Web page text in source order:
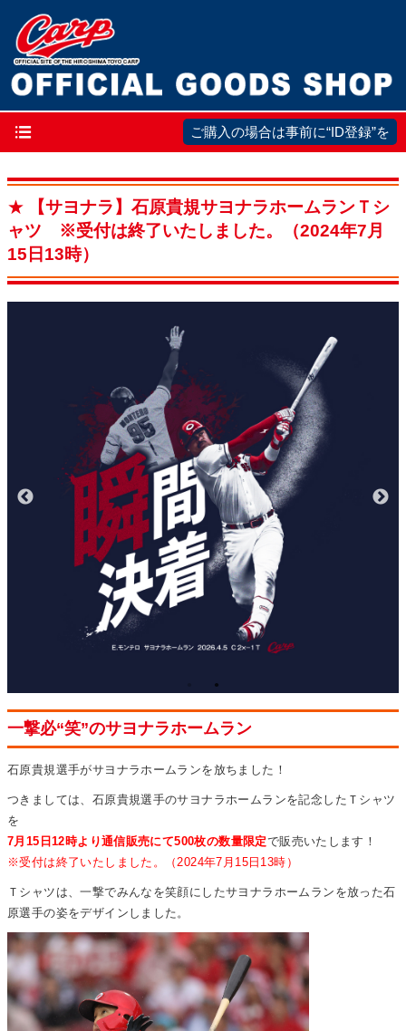
メ
イ
ン
ナ
ビ
ゲ
ご購入の場合は事前に“ID登録”を
【サヨナラ】石原貴規サヨナラホームランＴシ
ャツ ※受付は終了いたしました。（2024年7月
15日13時）
一撃必“笑”のサヨナラホームラン
石原貴規選手がサヨナラホームランを放ちました！
つきましては、石原貴規選手のサヨナラホームランを記念したＴシャツ
を
7月15日12時より通信販売にて500枚の数量限定で販売いたします！
※受付は終了いたしました。（2024年7月15日13時）
Ｔシャツは、一撃でみんなを笑顔にしたサヨナラホームランを放った石
原選手の姿をデザインしました。